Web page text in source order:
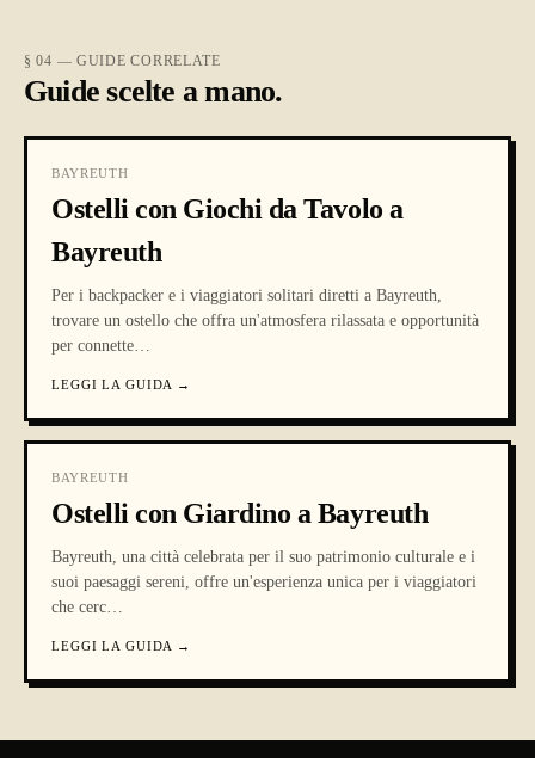
§ 04 — GUIDE CORRELATE
Guide scelte a mano.
BAYREUTH
Ostelli con Giochi da Tavolo a
Bayreuth
Per i backpacker e i viaggiatori solitari diretti a Bayreuth,
trovare un ostello che offra un'atmosfera rilassata e opportunità
per connette…
LEGGI LA GUIDA →
BAYREUTH
Ostelli con Giardino a Bayreuth
Bayreuth, una città celebrata per il suo patrimonio culturale e i
suoi paesaggi sereni, offre un'esperienza unica per i viaggiatori
che cerc…
LEGGI LA GUIDA →